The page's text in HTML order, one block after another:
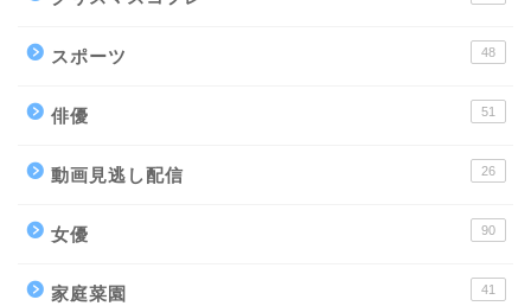
スポーツ 48
俳優 51
動画見逃し配信 26
女優 90
家庭菜園 41